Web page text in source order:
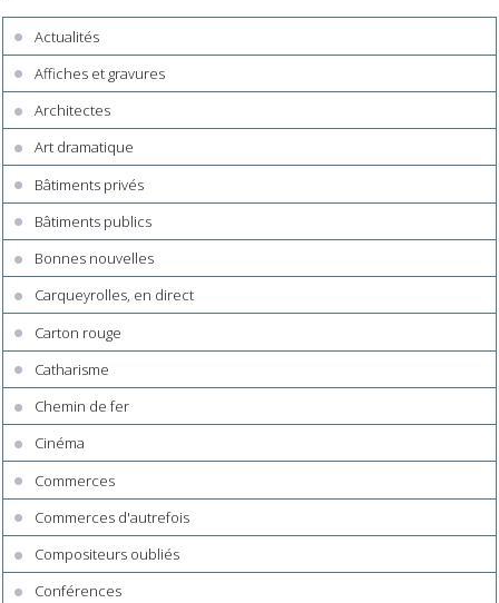
Actualités
Affiches et gravures
Architectes
Art dramatique
Bâtiments privés
Bâtiments publics
Bonnes nouvelles
Carqueyrolles, en direct
Carton rouge
Catharisme
Chemin de fer
Cinéma
Commerces
Commerces d'autrefois
Compositeurs oubliés
Conférences